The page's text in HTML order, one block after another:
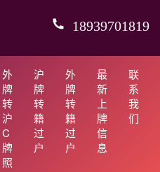
18939701819
外
牌
转
沪
C
牌
照
沪
牌
转
籍
过
户
外
牌
转
籍
过
户
最
新
上
牌
信
息
联
系
我
们